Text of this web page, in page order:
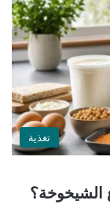
تغذية
الشيخوخة؟